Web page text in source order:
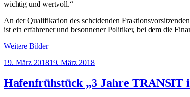
wichtig und wertvoll.“
An der Qualifikation des scheidenden
ist ein erfahrener und besonnener Politiker, bei dem die
Weitere Bilder
Veröffentlicht
19. März 201819. März 2018
Hafenfrühstück „3 Jahre TRANSIT